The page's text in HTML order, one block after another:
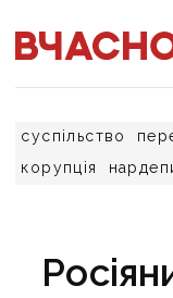
суспільство
корупція